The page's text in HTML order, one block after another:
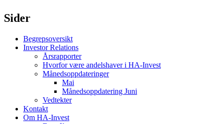
Sider
Begrepsoversikt
Investor Relations
Årsrapporter
Hvorfor være andelshaver i HA-Invest
Månedsoppdateringer
Mai
Månedsoppdatering Juni
Vedtekter
Kontakt
Om HA-Invest